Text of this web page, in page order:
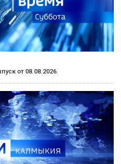
от 08.08.2026.